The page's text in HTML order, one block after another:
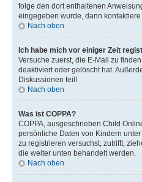
folge den dort enthaltenen
eingegeben wurde, dann kontaktiere
Nach oben
Ich habe mich vor einiger Zeit
Versuche zuerst, die E-Mail zu
deaktiviert oder gelöscht hat.
Diskussionen teil!
Nach oben
Was ist COPPA?
COPPA, ausgeschrieben Child
persönliche Daten von Kindern
zu registrieren versuchst, zutrifft,
die weiter unten behandelt werden.
Nach oben